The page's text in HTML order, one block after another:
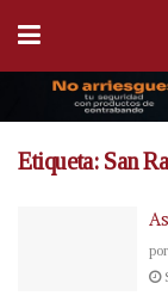
Etiqueta: San
por